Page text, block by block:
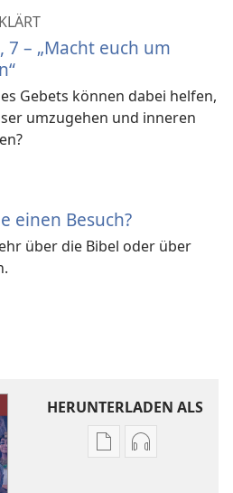
7 – „Macht euch um
Gebets können dabei helfen,
umzugehen und inneren
einen Besuch?
über die Bibel oder über
HERUNTERLADEN ALS